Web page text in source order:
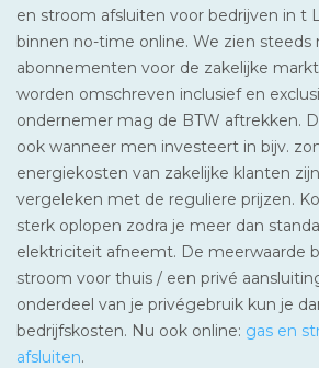
en stroom afsluiten voor bedrijven in t
binnen no-time online. We zien steeds
abonnementen voor de zakelijke
worden omschreven inclusief en
ondernemer mag de BTW aftrekken.
ook wanneer men investeert in bijv.
energiekosten van zakelijke klanten
vergeleken met de reguliere prijzen.
sterk oplopen zodra je meer dan
elektriciteit afneemt. De meerwaarde
stroom voor thuis / een privé
onderdeel van je privégebruik kun je
bedrijfskosten. Nu ook online: gas en
afsluiten.